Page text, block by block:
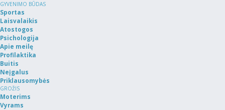
GYVENIMO BŪDAS
Sportas
Laisvalaikis
Atostogos
Psichologija
Apie meilę
Profilaktika
Buitis
Neįgalus
Priklausomybės
GROŽIS
Moterims
Vyrams